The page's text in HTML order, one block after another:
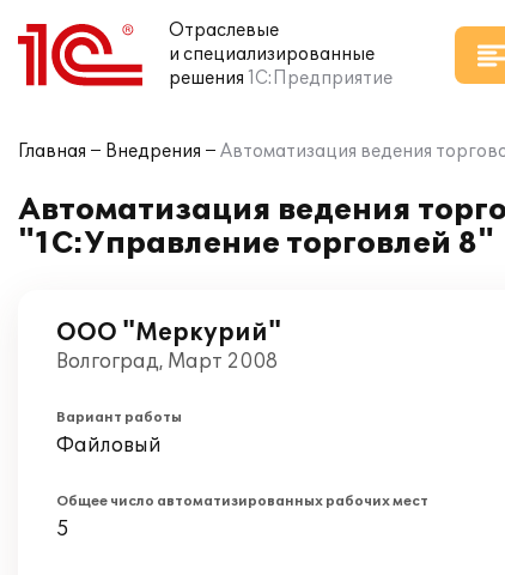
Отраслевые
и специализированные
решения 1С:Предприятие
Главная Внедрения Автоматизация ведения
Автоматизация ведения
"1С:Управление торговлей 8"
ООО "Меркурий"
Волгоград, Март 2008
Вариант работы
Файловый
Общее число автоматизированных рабочих мест
5